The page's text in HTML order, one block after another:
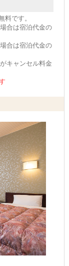
です。
合は宿泊代金の
合は宿泊代金の
キャンセル料金